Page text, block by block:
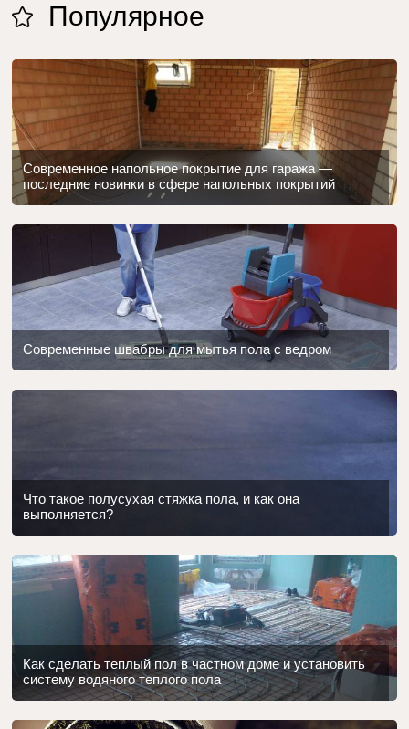
Популярное
Современное напольное покрытие для гаража —
последние новинки в сфере напольных покрытий
Современные швабры для мытья пола с ведром
Что такое полусухая стяжка пола, и как она
выполняется?
Как сделать теплый пол в частном доме и установить
систему водяного теплого пола